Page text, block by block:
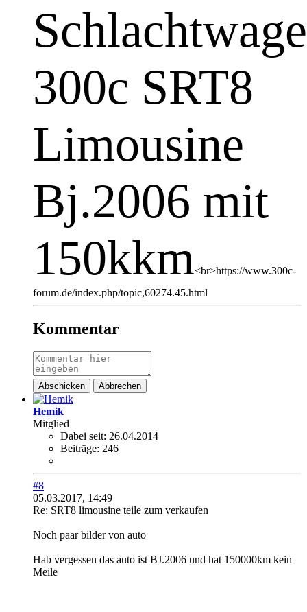
300c SRT8
Limousine
Bj.2006 mit
150kkm<br>https://www.300c-
forum.de/index.php/topic,60274.45.html
Kommentar
Abschicken Abbrechen
Hemik
Mitglied
Dabei seit: 26.04.2014
Beiträge: 246
#8
05.03.2017, 14:49
Re: SRT8 limousine teile zum verkaufen
Noch paar bilder von auto
Hab vergessen das auto ist BJ.2006 und hat 150000km kein
Meile